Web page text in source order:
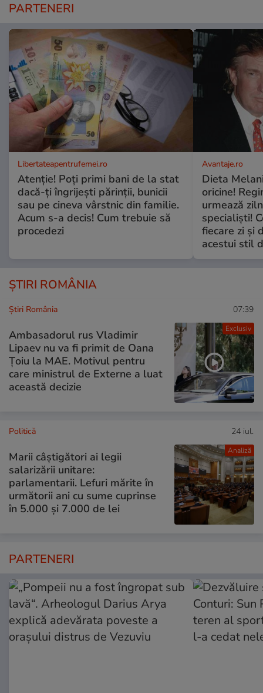
PARTENERI
Libertateapentrufemei.ro
Atenție! Poți primi bani de la stat
dacă-ți îngrijești părinții, bunicii
sau pe cineva vârstnic din familie.
Acum s-a decis! Cum trebuie să
procedezi
Avantaje.ro
Dieta
oricine!
urmează
specialiști!
fiecare zi și
acestui stil
ȘTIRI ROMÂNIA
Exclusiv
Știri România 07:39
Ambasadorul rus Vladimir
Lipaev nu va fi primit de Oana
Țoiu la MAE. Motivul pentru
care ministrul de Externe a luat
această decizie
Analiză
Politică 24 iul.
Marii câștigători ai legii
salarizării unitare:
parlamentarii. Lefuri mărite în
următorii ani cu sume cuprinse
în 5.000 și 7.000 de lei
PARTENERI